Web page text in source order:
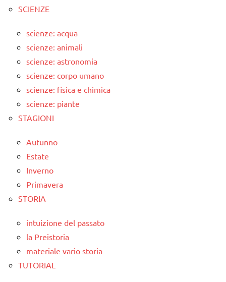
SCIENZE
scienze: acqua
scienze: animali
scienze: astronomia
scienze: corpo umano
scienze: fisica e chimica
scienze: piante
STAGIONI
Autunno
Estate
Inverno
Primavera
STORIA
intuizione del passato
la Preistoria
materiale vario storia
TUTORIAL